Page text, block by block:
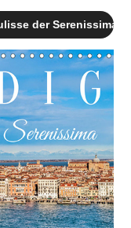
der Serenissima